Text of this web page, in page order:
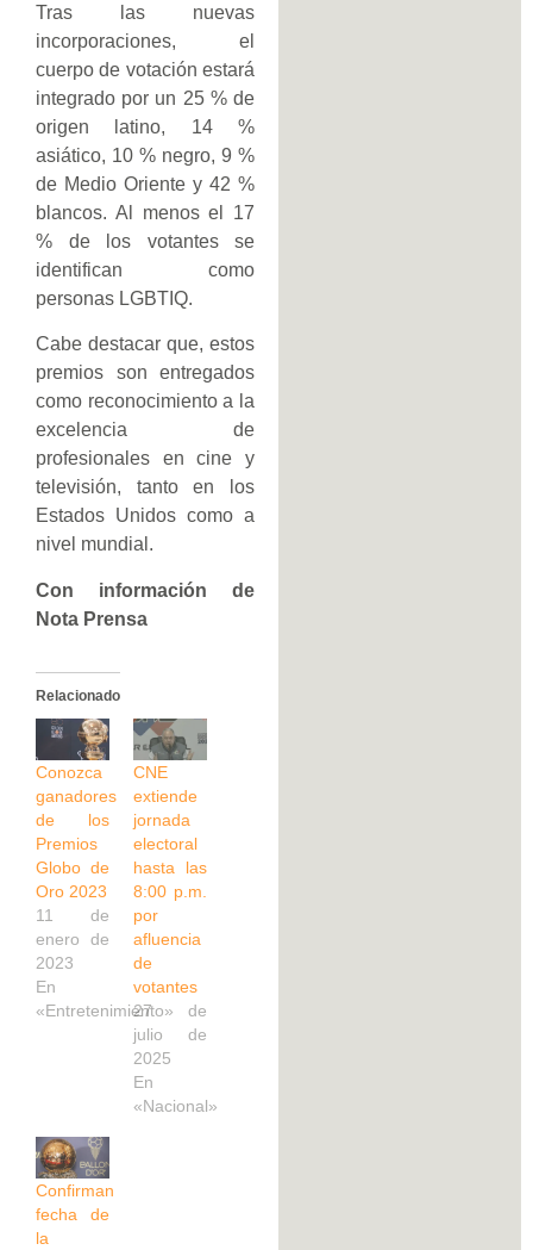
Tras las nuevas
incorporaciones, el
cuerpo de votación estará
integrado por un 25 % de
origen latino, 14 %
asiático, 10 % negro, 9 %
de Medio Oriente y 42 %
blancos. Al menos el 17
% de los votantes se
identifican como
personas LGBTIQ.
Cabe destacar que, estos
premios son entregados
como reconocimiento a la
excelencia de
profesionales en cine y
televisión, tanto en los
Estados Unidos como a
nivel mundial.
Con información de
Nota Prensa
Relacionado
Conozca
ganadores
de los
Premios
Globo de
Oro 2023
11 de
enero de
2023
En
«Entretenimiento»
CNE
extiende
jornada
electoral
hasta las
8:00 p.m.
por
afluencia
de
votantes
27 de
julio de
2025
En
«Nacional»
Confirman
fecha de
la